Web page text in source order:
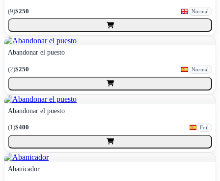
(9)$250 Normal
Abandonar el puesto
(2)$250 Normal
Abandonar el puesto
(1)$400 Foil
Abanicador